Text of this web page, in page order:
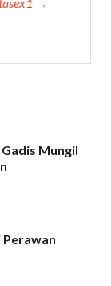
Mungil